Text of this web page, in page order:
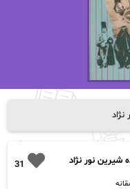
31
شیرین نور نژاد